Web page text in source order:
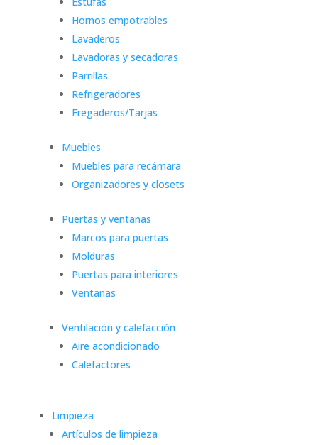
Hornos empotrables
Lavaderos
Lavadoras y secadoras
Parrillas
Refrigeradores
Fregaderos/Tarjas
Muebles
Muebles para recámara
Organizadores y closets
Puertas y ventanas
Marcos para puertas
Molduras
Puertas para interiores
Ventanas
Ventilación y calefacción
Aire acondicionado
Calefactores
Limpieza
Artículos de limpieza